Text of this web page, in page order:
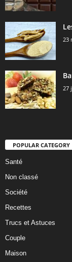
23
27
POPULAR CATEGORY
Santé
Non classé
Société
Recettes
Trucs et Astuces
Couple
Maison